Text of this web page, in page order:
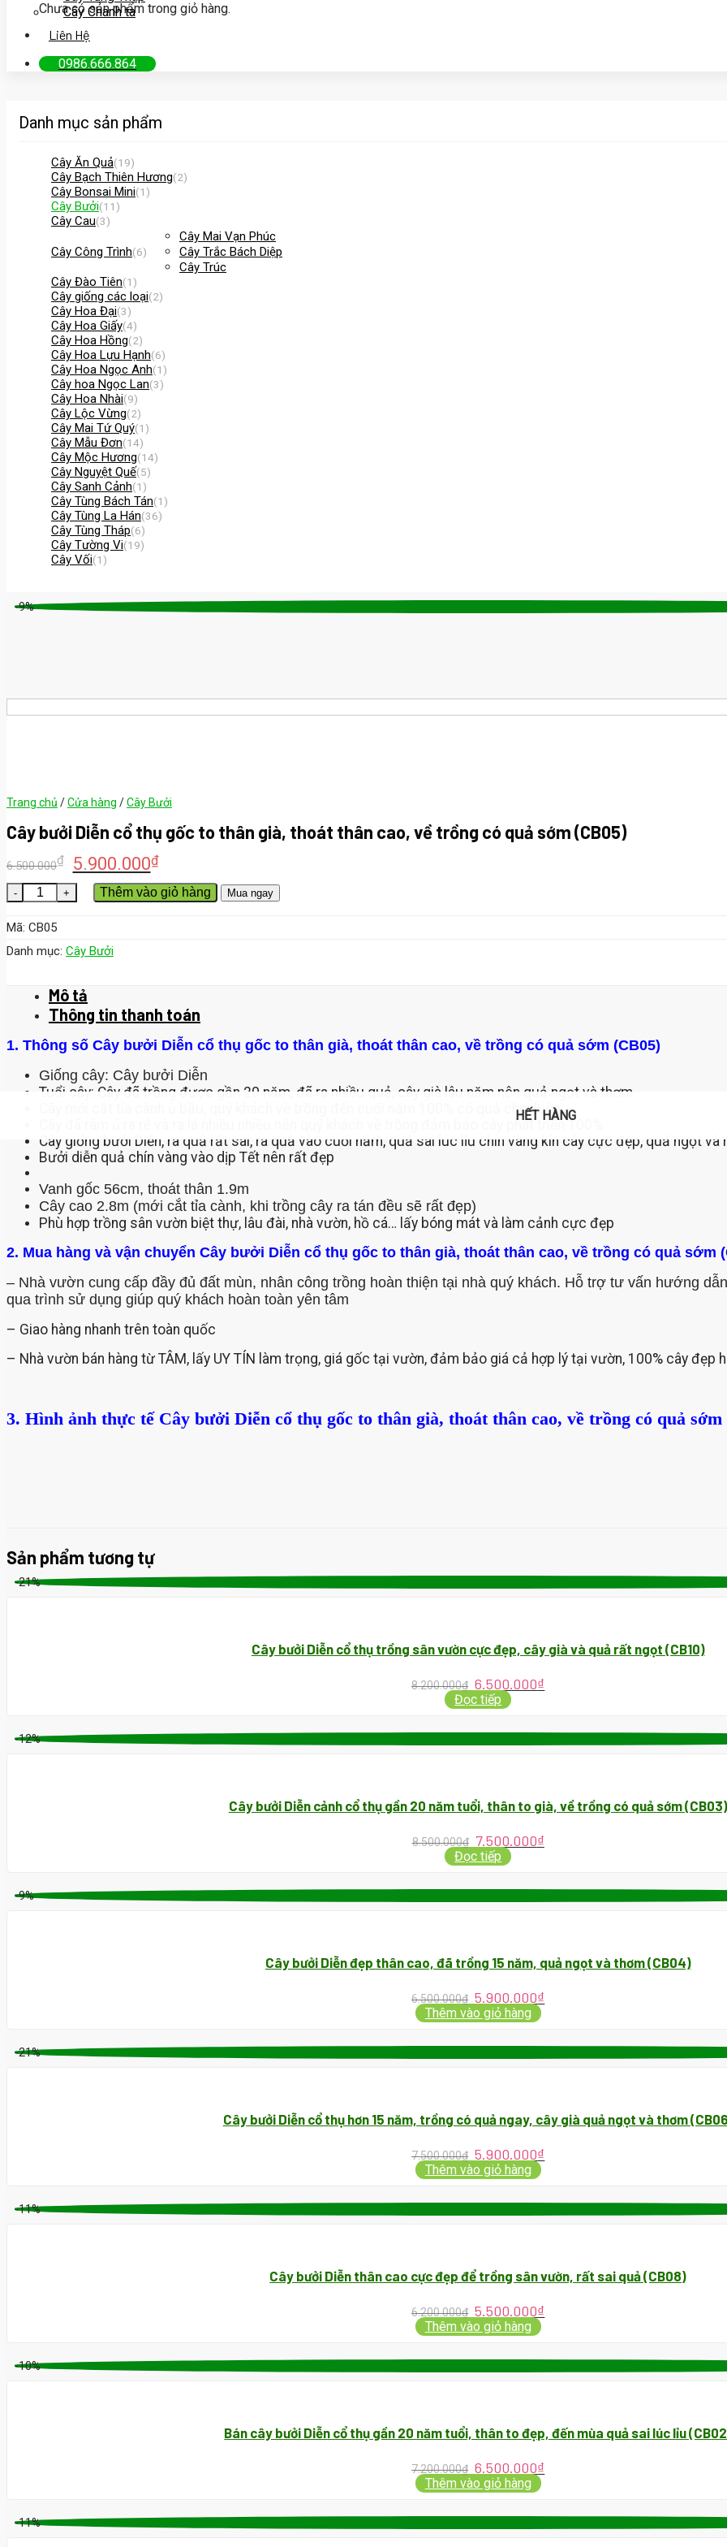
Chưa có sản phẩm trong giỏ hàng.
Cây Chanh ta
Liên Hệ
0986.666.864
Danh mục sản phẩm
Cây Ăn Quả(19)
Cây Bạch Thiên Hương(2)
Cây Bonsai Mini(1)
Cây Bưởi(11)
Cây Cau(3)
Cây Công Trình(6)
Cây Mai Vạn Phúc
Cây Trắc Bách Diệp
Cây Trúc
Cây Đào Tiên(1)
Cây giống các loại(2)
Cây Hoa Đại(3)
Cây Hoa Giấy(4)
Cây Hoa Hồng(2)
Cây Hoa Lựu Hạnh(6)
Cây Hoa Ngọc Anh(1)
Cây hoa Ngọc Lan(3)
Cây Hoa Nhài(9)
Cây Lộc Vừng(2)
Cây Mai Tứ Quý(1)
Cây Mẫu Đơn(14)
Cây Mộc Hương(14)
Cây Nguyệt Quế(5)
Cây Sanh Cảnh(1)
Cây Tùng Bách Tán(1)
Cây Tùng La Hán(36)
Cây Tùng Tháp(6)
Cây Tường Vi(19)
Cây Vối(1)
-9%
Trang chủ /Cửa hàng /Cây Bưởi
Cây bưởi Diễn cổ thụ gốc to thân già, thoát thân cao, về trồng có quả sớm (CB05)
6.500.000₫ 5.900.000₫
Cây bưởi Diễn cổ thụ gốc to thân già, thoát thân cao, về trồng có quả sớm (CB05) số lượng
Thêm vào giỏ hàng Mua ngay
Mã: CB05
Danh mục: Cây Bưởi
Mô tả
Thông tin thanh toán
1. Thông số Cây bưởi Diễn cổ thụ gốc to thân già, thoát thân cao, về trồng có quả sớm (CB05)
Giống cây: Cây bưởi Diễn
Tuổi cây: Cây đã trồng được gần 20 năm, đã ra nhiều quả, cây già lâu năm nên quả ngọt và thơm
Cây mới cắt tỉa cành ủ bầu, quý khách về trồng đến cuối năm 100% có quả chơi luôn
Cây đã râm ủ ra rễ và ra lá nhiều nhiều nên quý khách về trồng đảm bảo cây phát triển 100%
Cây giống bưởi Diễn, ra quả rất sai, ra quả vào cuối năm, quả sai lúc lỉu chín vàng kín cây cực đẹp, quả ngọt và
Bưởi diễn quả chín vàng vào dịp Tết nên rất đẹp
Vanh gốc 56cm, thoát thân 1.9m
Cây cao 2.8m (mới cắt tỉa cành, khi trồng cây ra tán đều sẽ rất đẹp)
Phù hợp trồng sân vườn biệt thự, lâu đài, nhà vườn, hồ cá… lấy bóng mát và làm cảnh cực đẹp
2. Mua hàng và vận chuyển Cây bưởi Diễn cổ thụ gốc to thân già, thoát thân cao, về trồng có quả sớm
– Nhà vườn cung cấp đầy đủ đất mùn, nhân công trồng hoàn thiện tại nhà quý khách. Hỗ trợ tư vấn hướng
qua trình sử dụng giúp quý khách hoàn toàn yên tâm
– Giao hàng nhanh trên toàn quốc
– Nhà vườn bán hàng từ TÂM, lấy UY TÍN làm trọng, giá gốc tại vườn, đảm bảo giá cả hợp lý tại vườn, 100% cây đẹp
3. Hình ảnh thực tế Cây bưởi Diễn cổ thụ gốc to thân già, thoát thân cao, về trồng có quả sớm
Sản phẩm tương tự
-21%
HẾT HÀNG
Cây bưởi Diễn cổ thụ trồng sân vườn cực đẹp, cây già và quả rất ngọt (CB10)
8.200.000₫ 6.500.000₫
Đọc tiếp
-12%
HẾT HÀNG
Cây bưởi Diễn cảnh cổ thụ gần 20 năm tuổi, thân to già, về trồng có quả sớm (CB03)
8.500.000₫ 7.500.000₫
Đọc tiếp
-9%
Cây bưởi Diễn đẹp thân cao, đã trồng 15 năm, quả ngọt và thơm (CB04)
6.500.000₫ 5.900.000₫
Thêm vào giỏ hàng
-21%
Cây bưởi Diễn cổ thụ hơn 15 năm, trồng có quả ngay, cây già quả ngọt và thơm
7.500.000₫ 5.900.000₫
Thêm vào giỏ hàng
-11%
Cây bưởi Diễn thân cao cực đẹp để trồng sân vườn, rất sai quả (CB08)
6.200.000₫ 5.500.000₫
Thêm vào giỏ hàng
-10%
Bán cây bưởi Diễn cổ thụ gần 20 năm tuổi, thân to đẹp, đến mùa quả sai lúc lỉu
7.200.000₫ 6.500.000₫
Thêm vào giỏ hàng
-11%